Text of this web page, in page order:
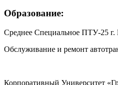
Образование:
Среднее Специальное ПТУ-25
Обслуживание и ремонт
Корпоративный Университет